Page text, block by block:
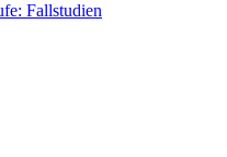
Fallstudien